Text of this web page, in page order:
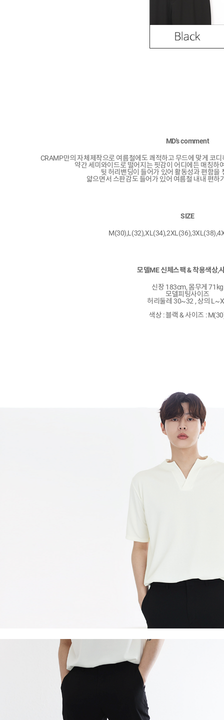
MD's comment
CRAMP만의 자체제작으로 여름철에도 쾌적하고 무드에 맞게 코
약간 세미와이드로 떨어지는 핏감이 어디에든 매칭하
뒷 허리밴딩이 들어가 있어 활동성과 편함을
얇으면서 스판감도 들어가 있어 여름철 내내 편하
SIZE
모델ME 신체스팩 & 착용색상,
신장 183cm, 몸무게 71kg
모델피팅사이즈
허리둘레 30~32 , 상의
색상 : 블랙 & 사이즈 :